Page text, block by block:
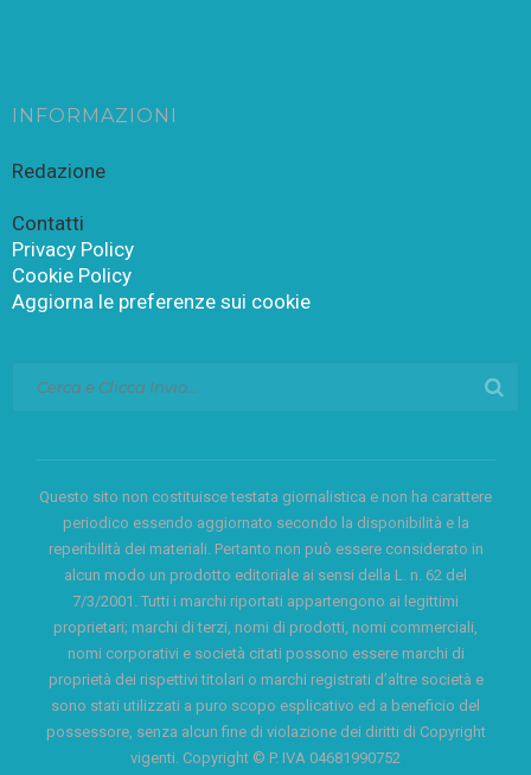
INFORMAZIONI
Redazione
Contatti
Privacy Policy
Cookie Policy
Aggiorna le preferenze sui cookie
Questo sito non costituisce testata giornalistica e non ha carattere
periodico essendo aggiornato secondo la disponibilità e la
reperibilità dei materiali. Pertanto non può essere considerato in
alcun modo un prodotto editoriale ai sensi della L. n. 62 del
7/3/2001. Tutti i marchi riportati appartengono ai legittimi
proprietari; marchi di terzi, nomi di prodotti, nomi commerciali,
nomi corporativi e società citati possono essere marchi di
proprietà dei rispettivi titolari o marchi registrati d’altre società e
sono stati utilizzati a puro scopo esplicativo ed a beneficio del
possessore, senza alcun fine di violazione dei diritti di Copyright
vigenti. Copyright © P. IVA 04681990752